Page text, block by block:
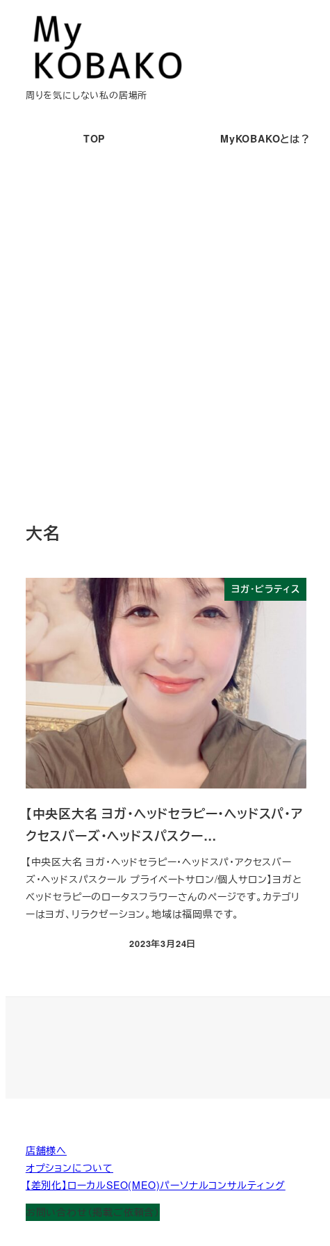
周りを気にしない私の居場所
TOP MyKOBAKOとは？
大名
ヨガ・ピラティス
【中央区大名 ヨガ・ヘッドセラピー・ヘッドスパ・ア
クセスバーズ・ヘッドスパスクー…
【中央区大名 ヨガ・ヘッドセラピー・ヘッドスパ・アクセスバー
ズ・ヘッドスパスクール プライベートサロン/個人サロン】ヨガと
ベッドセラピーのロータスフラワーさんのページです。カテゴリ
ーはヨガ、リラクゼーション。地域は福岡県です。
投稿日
2023年3月24日
店舗様へ
オプションについて
【差別化】ローカルSEO(MEO)パーソナルコンサルティング
お問い合わせ（掲載ご依頼含）